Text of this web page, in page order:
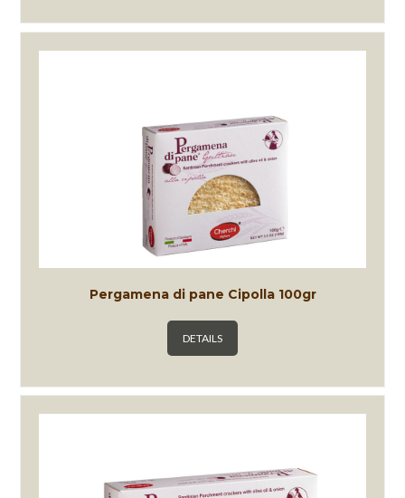
Pergamena di pane Cipolla 100gr
DETAILS